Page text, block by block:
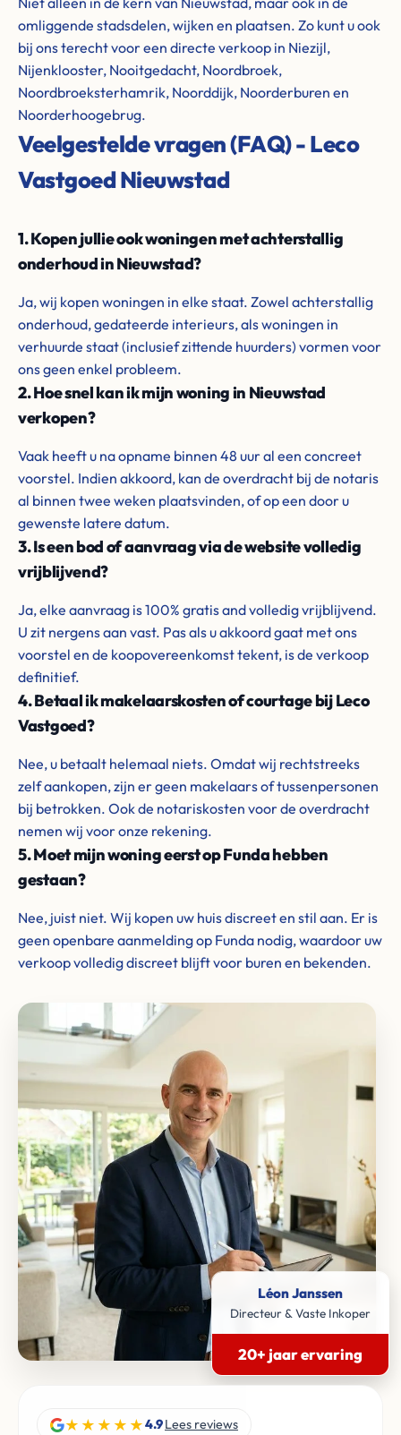
omliggende stadsdelen, wijken en plaatsen. Zo kunt u ook
bij ons terecht voor een directe verkoop in Niezijl,
Nijenklooster, Nooitgedacht, Noordbroek,
Noordbroeksterhamrik, Noorddijk, Noorderburen en
Noorderhoogebrug.
Veelgestelde vragen (FAQ) - Leco
Vastgoed Nieuwstad
1. Kopen jullie ook woningen met achterstallig
onderhoud in Nieuwstad?
Ja, wij kopen woningen in elke staat. Zowel achterstallig
onderhoud, gedateerde interieurs, als woningen in
verhuurde staat (inclusief zittende huurders) vormen voor
ons geen enkel probleem.
2. Hoe snel kan ik mijn woning in Nieuwstad
verkopen?
Vaak heeft u na opname binnen 48 uur al een concreet
voorstel. Indien akkoord, kan de overdracht bij de notaris
al binnen twee weken plaatsvinden, of op een door u
gewenste latere datum.
3. Is een bod of aanvraag via de website volledig
vrijblijvend?
Ja, elke aanvraag is 100% gratis and volledig vrijblijvend.
U zit nergens aan vast. Pas als u akkoord gaat met ons
voorstel en de koopovereenkomst tekent, is de verkoop
definitief.
4. Betaal ik makelaarskosten of courtage bij Leco
Vastgoed?
Nee, u betaalt helemaal niets. Omdat wij rechtstreeks
zelf aankopen, zijn er geen makelaars of tussenpersonen
bij betrokken. Ook de notariskosten voor de overdracht
nemen wij voor onze rekening.
5. Moet mijn woning eerst op Funda hebben
gestaan?
Nee, juist niet. Wij kopen uw huis discreet en stil aan. Er is
geen openbare aanmelding op Funda nodig, waardoor uw
verkoop volledig discreet blijft voor buren en bekenden.
Léon Janssen
Directeur & Vaste Inkoper
20+ jaar ervaring
★★★★★4.9Lees reviews